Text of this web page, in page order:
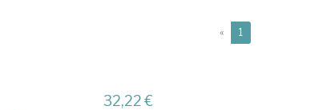
« 1
32,22 €